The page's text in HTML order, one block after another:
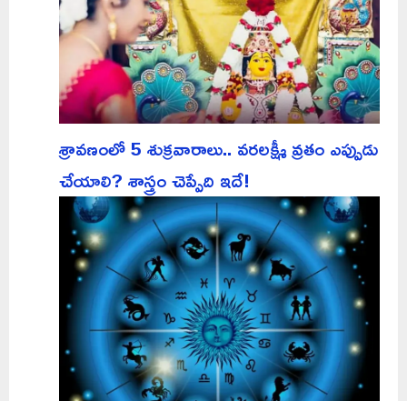
శ్రావణంలో 5 శుక్రవారాలు.. వరలక్ష్మీ వ్రతం ఎప్పుడు
చేయాలి? శాస్త్రం చెప్పేది ఇదే!